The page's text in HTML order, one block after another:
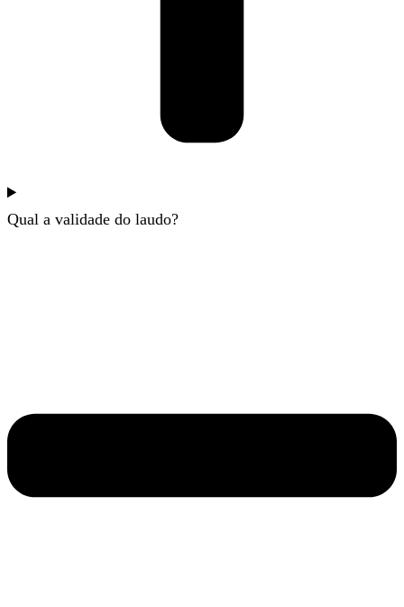
Qual a validade do laudo?